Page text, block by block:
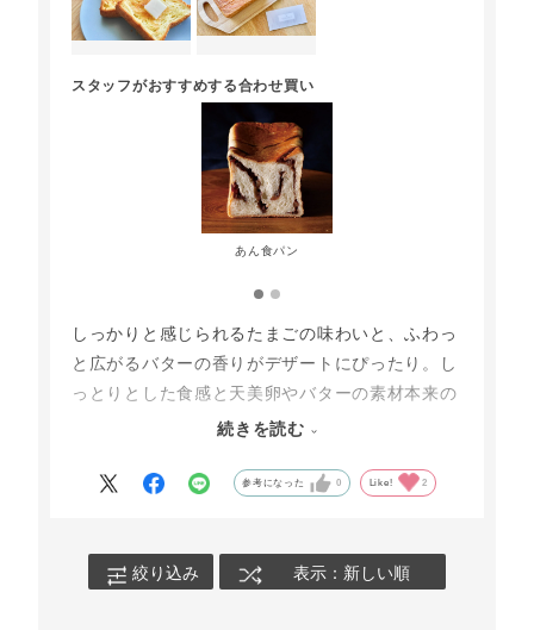
スタッフがおすすめする合わせ買い
あん食パン
しっかりと感じられるたまごの味わいと、ふわっ
と広がるバターの香りがデザートにぴったり。し
っとりとした食感と天美卵やバターの素材本来の
味がしっかりと感じられます。トースターで焼き
感になり、バターの香りがより一層引き立ちま
甘さは控えめなのでお好みでトッピングをするの
続きを読む
参考になった 0 Like! 2
絞り込み 表示：新しい順